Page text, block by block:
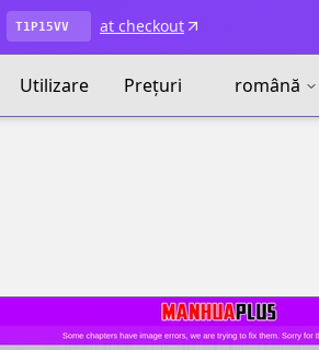
T1P15VV at checkout
Utilizare Prețuri română